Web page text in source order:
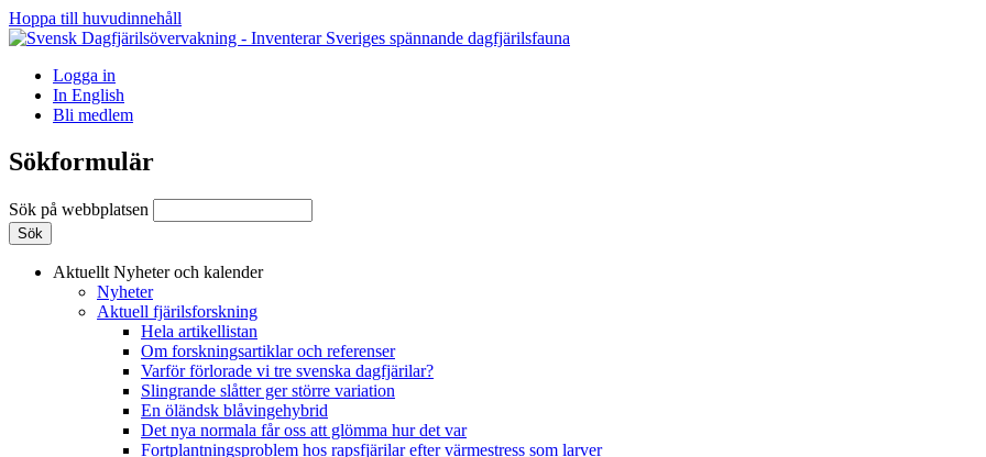
Hoppa till huvudinnehåll
Logga in
In English
Bli medlem
Sökformulär
Sök på webbplatsen
Aktuellt Nyheter och kalender
Nyheter
Aktuell fjärilsforskning
Hela artikellistan
Om forskningsartiklar och referenser
Varför förlorade vi tre svenska dagfjärilar?
Slingrande slåtter ger större variation
En öländsk blåvingehybrid
Det nya normala får oss att glömma hur det var
Fortplantningsproblem hos rapsfjärilar efter värmestress som larver